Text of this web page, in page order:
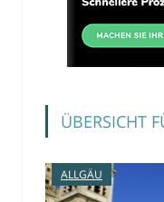
ÜBERSICHT
ALLGÄU